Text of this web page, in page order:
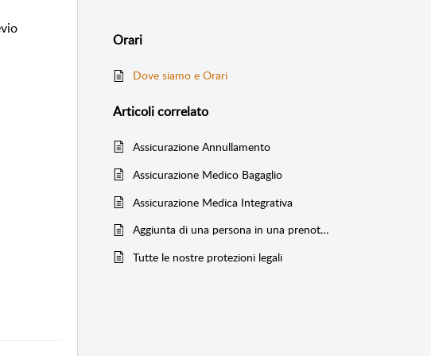
Orari
Dove siamo e Orari
Articolicorrelato
Assicurazione Annullamento
Assicurazione Medico Bagaglio
Assicurazione Medica Integrativa
Aggiunta di una persona in una prenotazione
Tutte le nostre protezioni legali